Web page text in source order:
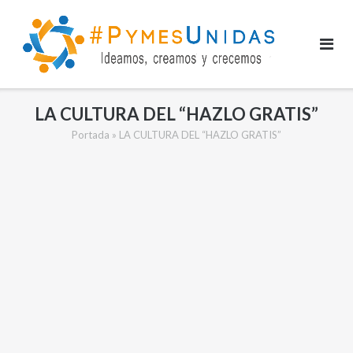
contenido
LA CULTURA DEL “HAZLO GRATIS”
Portada » LA CULTURA DEL “HAZLO GRATIS”